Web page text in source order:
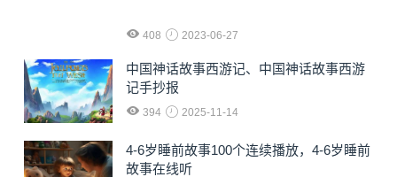
408 2023-06-27
中国神话故事西游记、中国神话故事西游
记手抄报
394 2025-11-14
4-6岁睡前故事100个连续播放，4-6岁睡前
故事在线听